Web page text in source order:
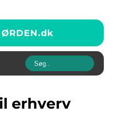
dk
erhverv